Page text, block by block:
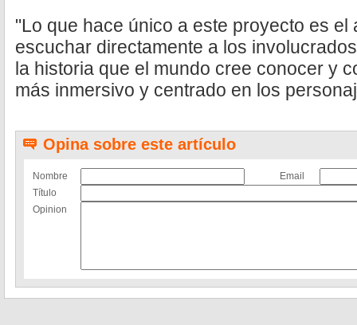
"Lo que hace único a este proyecto es
escuchar directamente a los
la historia que el mundo cree conocer y
más inmersivo y centrado en los
Opina sobre este artículo
Nombre
Email
Título
Opinion